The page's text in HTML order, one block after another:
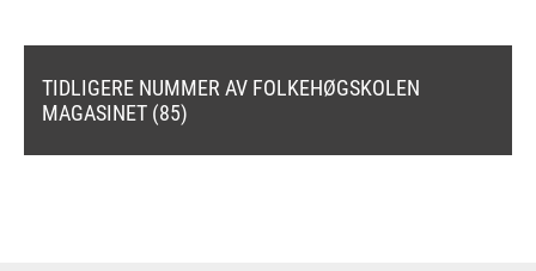
TIDLIGERE NUMMER AV FOLKEHØGSKOLEN
MAGASINET (85)